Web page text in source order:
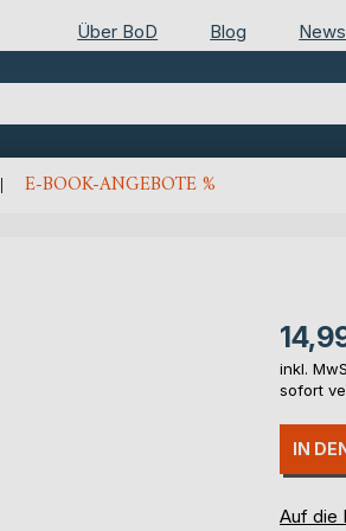
Über BoD Blog
E-BOOK-ANGEBOTE %
inkl.
sofort
IN
Auf die